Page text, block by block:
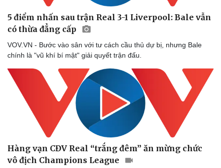
5 điểm nhấn sau trận Real 3-1 Liverpool: Bale vẫn
có thừa đẳng cấp
VOV.VN - Bước vào sân với tư cách cầu thủ dự bị, nhưng Bale
chính là "vũ khí bí mật" giải quyết trận đấu.
Hàng vạn CĐV Real “trắng đêm” ăn mừng chức
vô địch Champions League